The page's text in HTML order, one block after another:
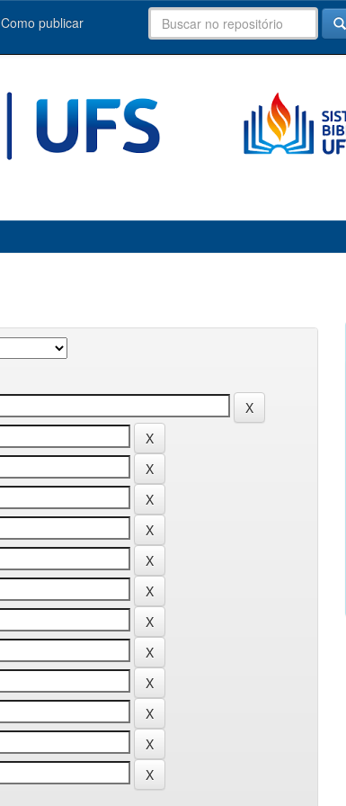
Como publicar